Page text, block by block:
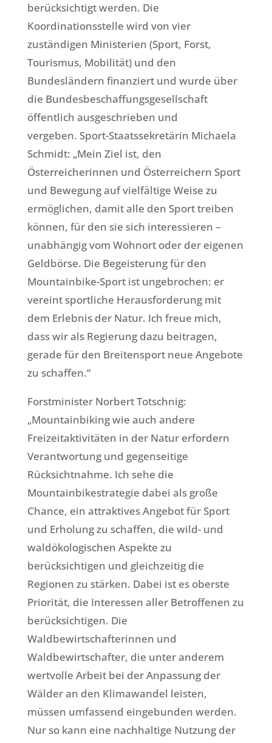
berücksichtigt werden. Die
Koordinationsstelle wird von vier
zuständigen Ministerien (Sport, Forst,
Tourismus, Mobilität) und den
Bundesländern finanziert und wurde über
die Bundesbeschaffungsgesellschaft
öffentlich ausgeschrieben und
vergeben. Sport-Staatssekretärin Michaela
Schmidt: „Mein Ziel ist, den
Österreicherinnen und Österreichern Sport
und Bewegung auf vielfältige Weise zu
ermöglichen, damit alle den Sport treiben
können, für den sie sich interessieren –
unabhängig vom Wohnort oder der eigenen
Geldbörse. Die Begeisterung für den
Mountainbike-Sport ist ungebrochen: er
vereint sportliche Herausforderung mit
dem Erlebnis der Natur. Ich freue mich,
dass wir als Regierung dazu beitragen,
gerade für den Breitensport neue Angebote
zu schaffen.“
Forstminister Norbert Totschnig:
„Mountainbiking wie auch andere
Freizeitaktivitäten in der Natur erfordern
Verantwortung und gegenseitige
Rücksichtnahme. Ich sehe die
Mountainbikestrategie dabei als große
Chance, ein attraktives Angebot für Sport
und Erholung zu schaffen, die wild- und
waldökologischen Aspekte zu
berücksichtigen und gleichzeitig die
Regionen zu stärken. Dabei ist es oberste
Priorität, die Interessen aller Betroffenen zu
berücksichtigen. Die
Waldbewirtschafterinnen und
Waldbewirtschafter, die unter anderem
wertvolle Arbeit bei der Anpassung der
Wälder an den Klimawandel leisten,
müssen umfassend eingebunden werden.
Nur so kann eine nachhaltige Nutzung der